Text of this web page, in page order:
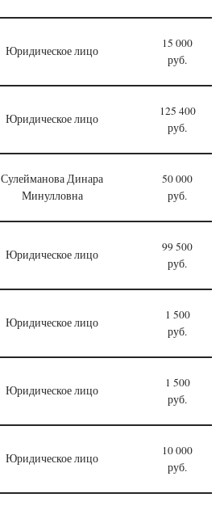
Юридическое лицо
15 000
руб.
Юридическое лицо
125 400
руб.
Сулейманова Динара
Минулловна
50 000
руб.
Юридическое лицо
99 500
руб.
Юридическое лицо
1 500
руб.
Юридическое лицо
1 500
руб.
Юридическое лицо
10 000
руб.